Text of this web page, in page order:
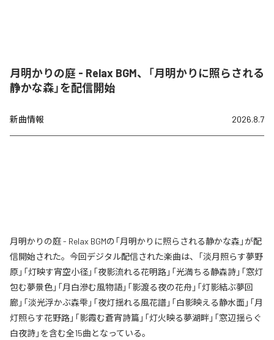
月明かりの庭 - Relax BGM、「月明かりに照らされる
静かな森」を配信開始
新曲情報 2026.8.7
月明かりの庭 - Relax BGMの「月明かりに照らされる静かな森」が配
信開始された。今回デジタル配信された楽曲は、「淡月照らす夢野
原」「灯映す宵空小径」「夜影流れる花明路」「光満ちる静森詩」「窓灯
包む夢景色」「月白滲む風物語」「影渡る夜の花舟」「灯影結ぶ夢回
廊」「淡光浮かぶ森雫」「夜灯揺れる風花譜」「白影映える静水面」「月
灯照らす花野路」「影霞む蒼宵詩篇」「灯火映る夢湖畔」「窓辺揺らぐ
白夜詩」を含む全15曲となっている。